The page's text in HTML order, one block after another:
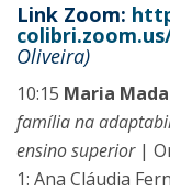
Link Zoom:
Oliveira)
10:15 Maria
família na
ensino superior|
1: Ana Cláudia